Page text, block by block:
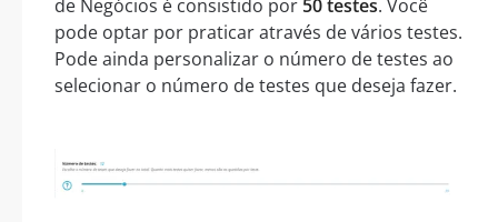
de Negócios é consistido por 50 testes. Você
pode optar por praticar através de vários testes.
Pode ainda personalizar o número de testes ao
selecionar o número de testes que deseja fazer.